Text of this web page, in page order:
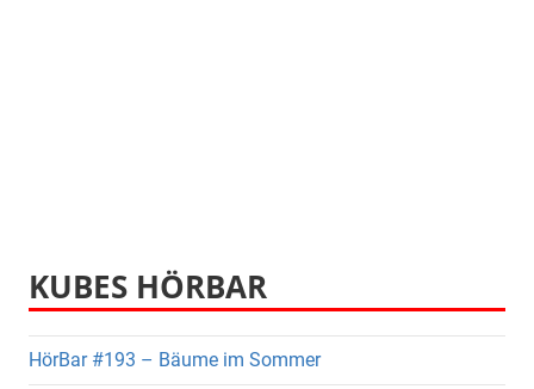
KUBES HÖRBAR
HörBar #193 – Bäume im Sommer